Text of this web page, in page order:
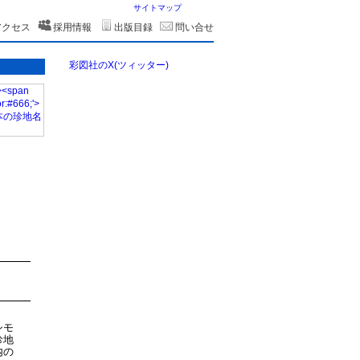
サイトマップ
セス 採用情報 出版目録 問い合せ
モ
地
の
彩図社のX(ツィッター)